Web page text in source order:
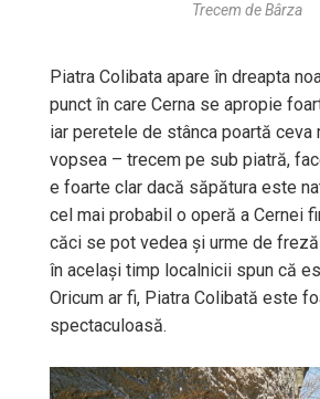
Trecem de Bârza
Piatra Colibata apare în dreapta
punct în care Cerna se apropie
iar peretele de stânca poartă ceva
vopsea – trecem pe sub piatră,
e foarte clar dacă săpătura este
cel mai probabil o operă a Cernei
căci se pot vedea și urme de
în același timp localnicii spun că
Oricum ar fi, Piatra Colibată este
spectaculoasă.